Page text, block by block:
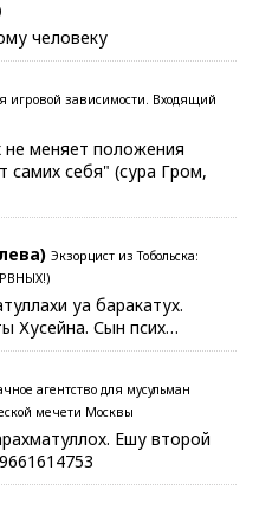
человеку
игровой зависимости. Входящий
не меняет положения
самих себя" (сура Гром,
Экзорцист из Тобольска:
уа баракатух.
Хусейна. Сын псих…
агентство для мусульман
мечети Москвы
Ешу второй